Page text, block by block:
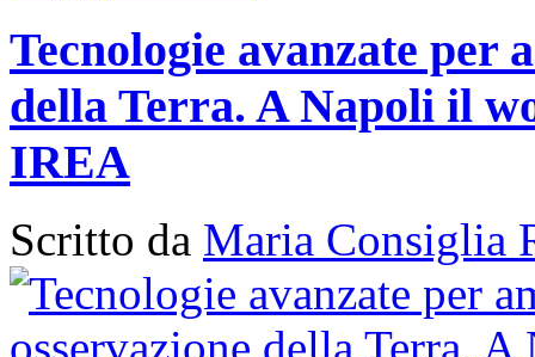
Tecnologie avanzate per
della Terra. A Napoli il
IREA
Scritto da Maria Consiglia